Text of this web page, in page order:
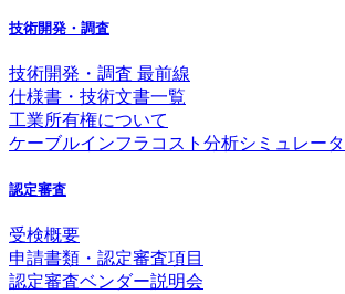
技術開発・調査
技術開発・調査 最前線
仕様書・技術文書一覧
工業所有権について
ケーブルインフラコスト分析シミュレータ
認定審査
受検概要
申請書類・認定審査項目
認定審査ベンダー説明会